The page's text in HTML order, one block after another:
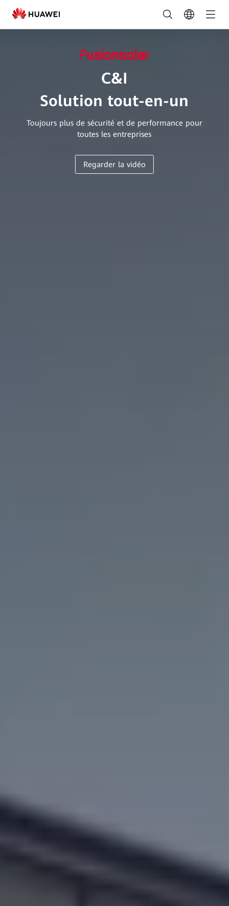
Solution
PV
Belgique
C&I
Solution tout-en-un
Toujours plus de sécurité et de performance pour
toutes les entreprises
Regarder la vidéo